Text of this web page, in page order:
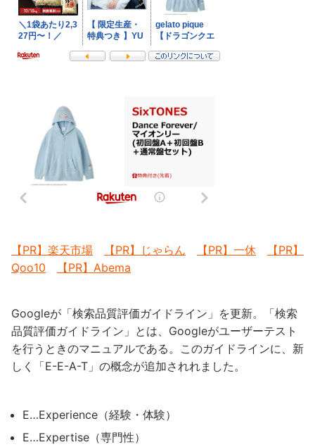
【PR】楽天市場 【PR】じゃらん 【PR】一休
【PR】
Qoo10
【PR】Abema
Googleが「検索品質評価ガイドライン」を更新。「検索
品質評価ガイドライン」とは、Googleがユーザーテスト
を行うときのマニュアルである。このガイドラインに、新
しく「E-E-A-T」の概念が追加されれました。
E…Experience（経験・体験）
E…Expertise（専門性）